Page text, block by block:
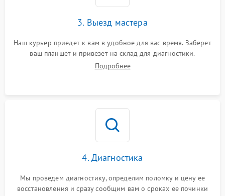
3. Выезд мастера
Наш курьер приедет к вам в удобное для вас время. Заберет
ваш планшет и привезет на склад для диагностики.
Подробнее
4. Диагностика
Мы проведем диагностику, определим поломку и цену ее
восстановления и сразу сообщим вам о сроках ее починки